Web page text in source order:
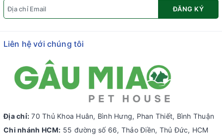
ĐĂNG KÝ
Liên hệ với chúng tôi
Địa chỉ: 70 Thủ Khoa Huân, Bình Hưng, Phan Thiết, Bình Thuận
Chi nhánh HCM: 55 đường số 66, Thảo Điền, Thủ Đức, HCM